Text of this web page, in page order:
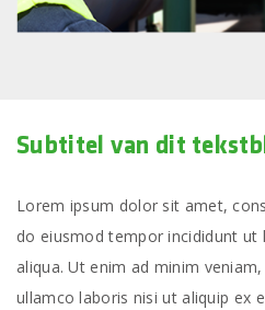
Subtitel van dit
Lorem ipsum dolor sit amet,
do eiusmod tempor incididunt ut
aliqua. Ut enim ad minim
ullamco laboris nisi ut aliquip ex